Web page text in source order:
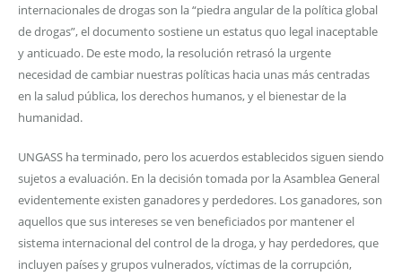
internacionales de drogas son la “piedra angular de la política global
de drogas”, el documento sostiene un estatus quo legal inaceptable
y anticuado. De este modo, la resolución retrasó la urgente
necesidad de cambiar nuestras políticas hacia unas más centradas
en la salud pública, los derechos humanos, y el bienestar de la
humanidad.
UNGASS ha terminado, pero los acuerdos establecidos siguen siendo
sujetos a evaluación. En la decisión tomada por la Asamblea General
evidentemente existen ganadores y perdedores. Los ganadores, son
aquellos que sus intereses se ven beneficiados por mantener el
sistema internacional del control de la droga, y hay perdedores, que
incluyen países y grupos vulnerados, víctimas de la corrupción,